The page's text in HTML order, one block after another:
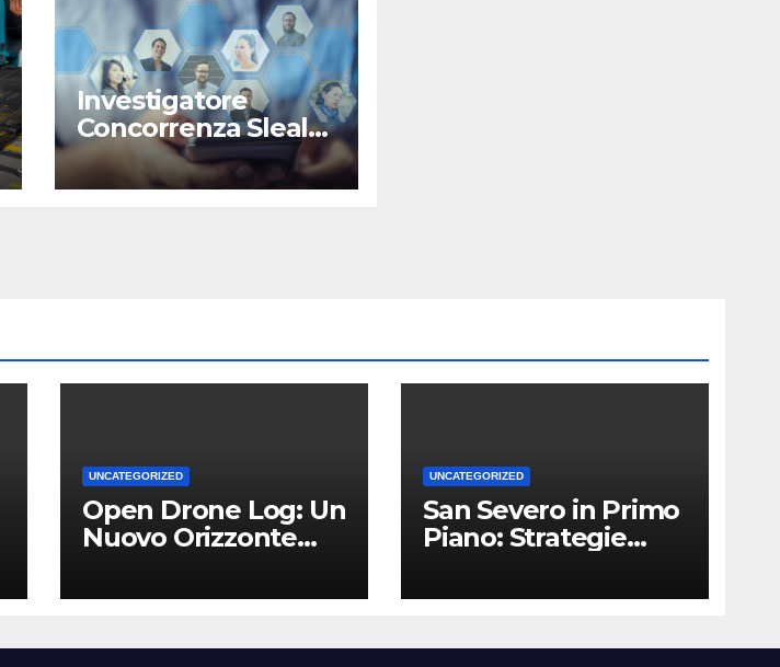
Investigatore
Concorrenza Sleale
Milano
UNCATEGORIZED
Open Drone Log: Un
Nuovo Orizzonte
Professionisti
UNCATEGORIZED
San Severo in Primo
Piano: Strategie
Attività Locali nei